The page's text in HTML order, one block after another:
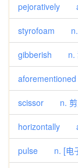
pejoratively
styrofoam n.
gibberish n.
scissor n. 剪
horizontally
pulse n. [电子]